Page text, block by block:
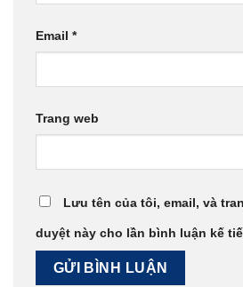
Email *
Trang web
Lưu tên của tôi, email, và
duyệt này cho lần bình luận kế